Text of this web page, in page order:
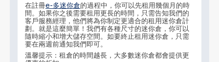
在註冊e-多迷你倉的過程中，你可以先租用幾個月的時
間。如果你之後需要租用更長的時間，只需告知我們的
客戶服務經理，他們將為你制定更適合的租用迷你倉計
劃。就是這麼簡單！我們有各種尺寸的迷你倉，你可以
隨時縮小和增大儲存空間。如要終止租用迷你倉，只需
要在兩週前通知我們即可。
溫馨提示：租倉的時間越長，大多數迷你倉都會提供更